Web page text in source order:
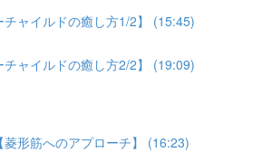
チャイルドの癒し方1/2】 (15:45)
チャイルドの癒し方2/2】 (19:09)
菱形筋へのアプローチ】 (16:23)